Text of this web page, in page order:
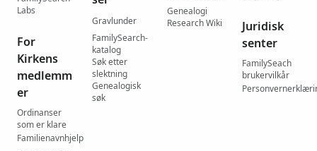
Labs
For
Kirkens
medlemm
er
Ordinanser
som er klare
Familienavnhjelp
Gravlunder
FamilySearch-
katalog
Søk etter
slektning
Genealogisk
søk
Genealogi
Research Wiki
Juridisk
senter
FamilySeach
brukervilkår